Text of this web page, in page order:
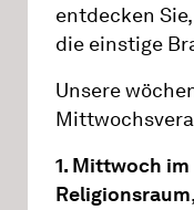
entdecken
die einstige
Unsere
1. Mittwoch
Religionsraum